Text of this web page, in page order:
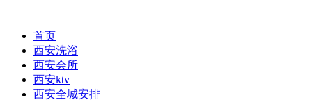
首页
西安洗浴
西安会所
西安ktv
西安全城安排